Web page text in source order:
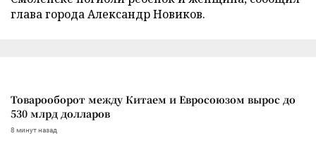
глава города Александр Новиков.
Товарооборот между Китаем и Евросоюзом вырос до
530 млрд долларов
8 минут назад